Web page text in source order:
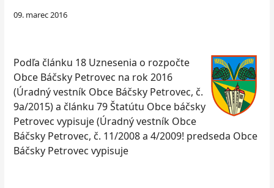
09. marec 2016
Podľa článku 18 Uznesenia o rozpočte
Obce Báčsky Petrovec na rok 2016
(Úradný vestník Obce Báčsky Petrovec, č.
9a/2015) a článku 79 Štatútu Obce báčsky
Petrovec vypisuje (Úradný vestník Obce
Báčsky Petrovec, č. 11/2008 a 4/2009! predseda Obce
Báčsky Petrovec vypisuje